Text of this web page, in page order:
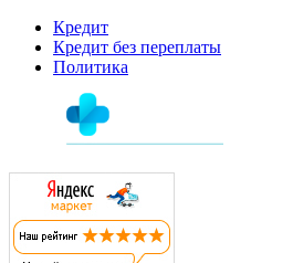
Кредит
Кредит без переплаты
Политика